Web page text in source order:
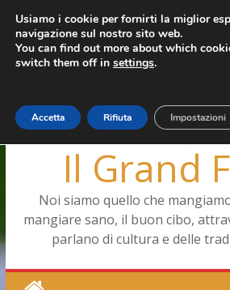
Salta
contenuto
giovedì, Agosto 6,
Ultimo: Pizza a Corte
Menopausa, una forma
Capodimonte, ritorna la
Il Grand
Noi siamo quello che
mangiare sano, il buon cibo,
parlano di cultura e delle
Usiamo i cookie per fornirti la miglior
navigazione sul nostro sito web.
You can find out more about which
switch them off in settings.
Accetta Rifiuta Impostazioni